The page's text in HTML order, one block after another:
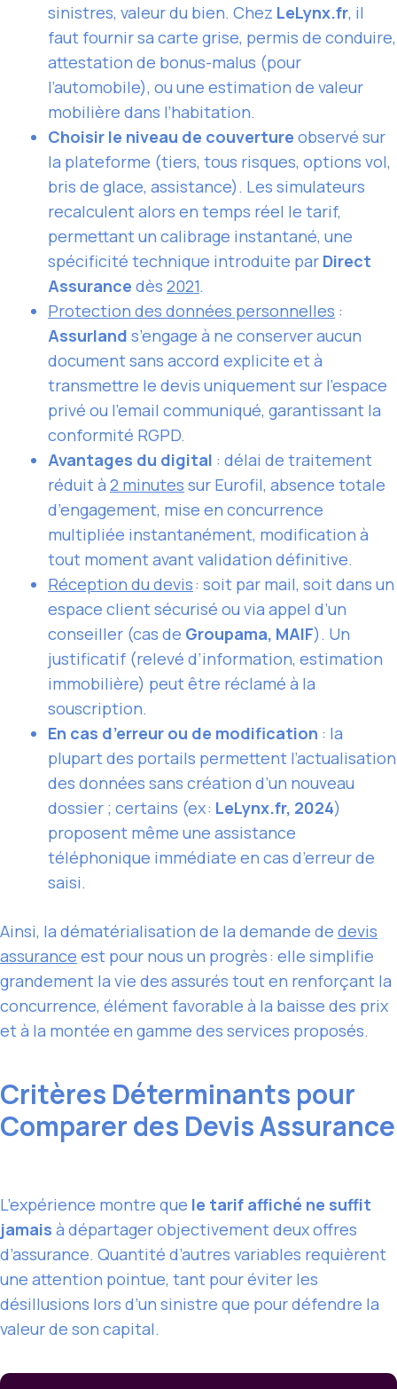
sinistres, valeur du bien. Chez LeLynx.fr, il
faut fournir sa carte grise, permis de conduire,
attestation de bonus-malus (pour
l’automobile), ou une estimation de valeur
mobilière dans l’habitation.
Choisir le niveau de couverture observé sur
la plateforme (tiers, tous risques, options vol,
bris de glace, assistance). Les simulateurs
recalculent alors en temps réel le tarif,
permettant un calibrage instantané, une
spécificité technique introduite par Direct
Assurance dès 2021.
Protection des données personnelles :
Assurland s’engage à ne conserver aucun
document sans accord explicite et à
transmettre le devis uniquement sur l’espace
privé ou l’email communiqué, garantissant la
conformité RGPD.
Avantages du digital : délai de traitement
réduit à 2 minutes sur Eurofil, absence totale
d’engagement, mise en concurrence
multipliée instantanément, modification à
tout moment avant validation définitive.
Réception du devis: soit par mail, soit dans un
espace client sécurisé ou via appel d’un
conseiller (cas de Groupama, MAIF). Un
justificatif (relevé d’information, estimation
immobilière) peut être réclamé à la
souscription.
En cas d’erreur ou de modification : la
plupart des portails permettent l’actualisation
des données sans création d’un nouveau
dossier ; certains (ex : LeLynx.fr, 2024)
proposent même une assistance
téléphonique immédiate en cas d’erreur de
saisi.
Ainsi, la dématérialisation de la demande de devis
assurance est pour nous un progrès : elle simplifie
grandement la vie des assurés tout en renforçant la
concurrence, élément favorable à la baisse des prix
et à la montée en gamme des services proposés.
Critères Déterminants pour
Comparer des Devis Assurance
L’expérience montre que le tarif affiché ne suffit
jamais à départager objectivement deux offres
d’assurance. Quantité d’autres variables requièrent
une attention pointue, tant pour éviter les
désillusions lors d’un sinistre que pour défendre la
valeur de son capital.